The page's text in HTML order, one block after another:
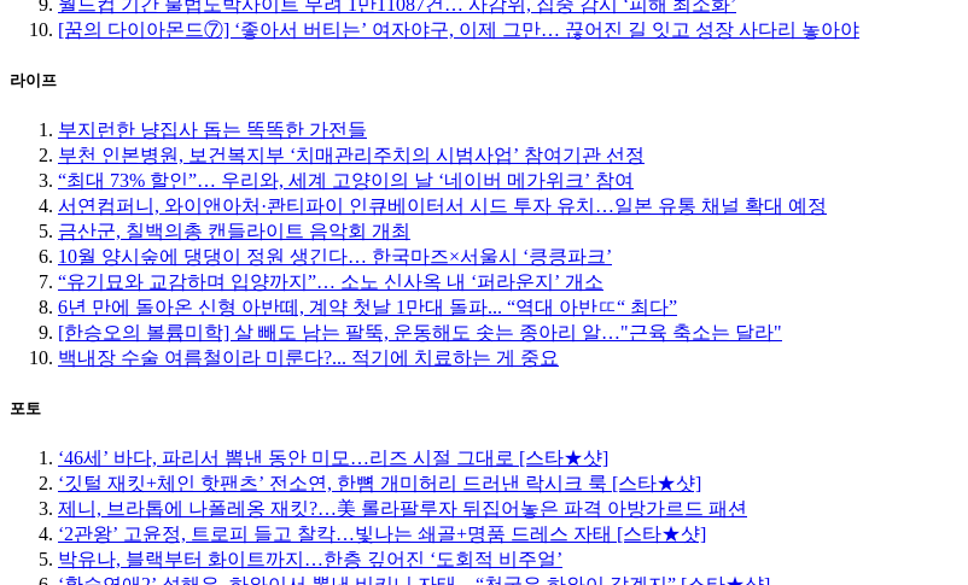
[꿈의 다이아몬드⑦] ‘좋아서 버티는’ 여자야구, 이제 그만… 끊어진 길 잇고 성장 사다리 놓아야
라이프
부지런한 냥집사 돕는 똑똑한 가전들
부천 인본병원, 보건복지부 ‘치매관리주치의 시범사업’ 참여기관 선정
“최대 73% 할인”… 우리와, 세계 고양이의 날 ‘네이버 메가위크’ 참여
서연컴퍼니, 와이앤아처·콴티파이 인큐베이터서 시드 투자 유치…일본 유통 채널 확대 예정
금산군, 칠백의총 캔들라이트 음악회 개최
10월 양시숲에 댕댕이 정원 생긴다… 한국마즈×서울시 ‘킁킁파크’
“유기묘와 교감하며 입양까지”… 소노 신사옥 내 ‘퍼라운지’ 개소
6년 만에 돌아온 신형 아반떼, 계약 첫날 1만대 돌파... “역대 아반ㄸ“ 최다”
[한승오의 볼륨미학] 살 빼도 남는 팔뚝, 운동해도 솟는 종아리 알…"근육 축소는 달라"
백내장 수술 여름철이라 미룬다?... 적기에 치료하는 게 중요
포토
‘46세’ 바다, 파리서 뽐낸 동안 미모…리즈 시절 그대로 [스타★샷]
‘깃털 재킷+체인 핫팬츠’ 전소연, 한뼘 개미허리 드러낸 락시크 룩 [스타★샷]
제니, 브라톱에 나폴레옹 재킷?…美 롤라팔루자 뒤집어놓은 파격 아방가르드 패션
‘2관왕’ 고윤정, 트로피 들고 찰칵…빛나는 쇄골+명품 드레스 자태 [스타★샷]
박유나, 블랙부터 화이트까지…한층 깊어진 ‘도회적 비주얼’